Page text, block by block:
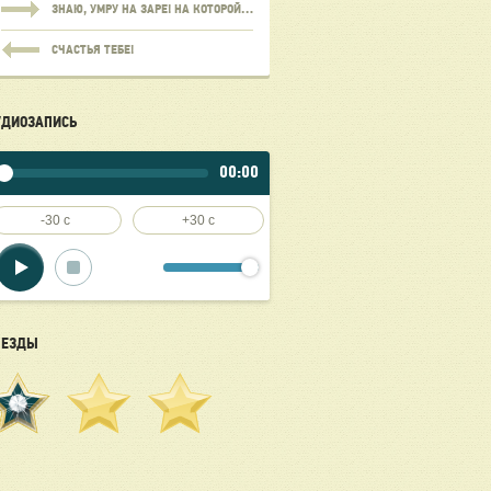
ЗНАЮ, УМРУ НА ЗАРЕ! НА КОТОРОЙ ИЗ ДВУХ…
СЧАСТЬЯ ТЕБЕ!
00:00
-30 c +30 c